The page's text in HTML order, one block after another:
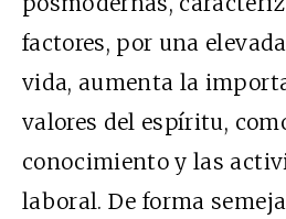
factores, por una
vida, aumenta la
valores del espíritu,
conocimiento y las
laboral. De forma